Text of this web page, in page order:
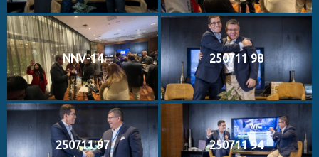
NNV-14 250711 98
250711 97 250711 94